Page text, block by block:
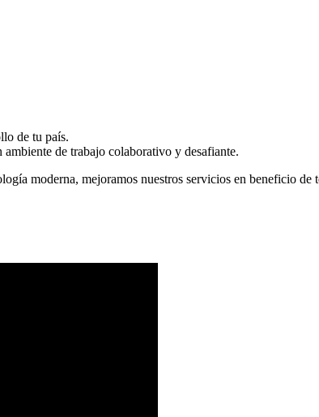
de tu país.
de trabajo colaborativo y desafiante.
moderna, mejoramos nuestros servicios en beneficio de